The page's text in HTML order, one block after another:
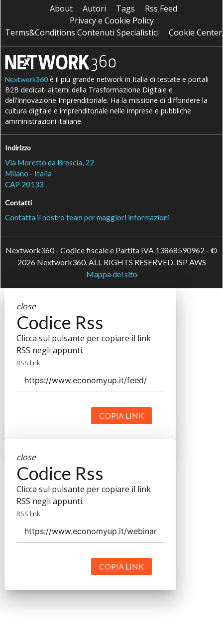
About Autori Tags
Rss Feed
Privacy e Cookie Policy
Terms&Conditions Contenuti Specialistici
Cookie Center
Nextwork360 è il più grande network in Italia di testate e portali
B2B dedicati ai temi della Trasformazione Digitale e
dell’Innovazione Imprenditoriale. Ha la missione di diffondere la
cultura digitale e imprenditoriale nelle imprese e pubbliche
amministrazioni italiane.
Indirizzo
Via Moretto da Brescia, 22
Milano - Italia
CAP 20133
Contatti
Contatta il nostro team per maggiori informazioni
Nextwork360 - Codice fiscale e Partita IVA 13868590962 - ©
2026 Nextwork360. ALL RIGHTS RESERVED. ISP AWS
Mappa del sito
close
Codice Rss
Clicca sul pulsante per copiare il link
RSS negli appunti.
RSS link
COPIA LINK
close
Codice Rss
Clicca sul pulsante per copiare il link
RSS negli appunti.
RSS link
COPIA LINK